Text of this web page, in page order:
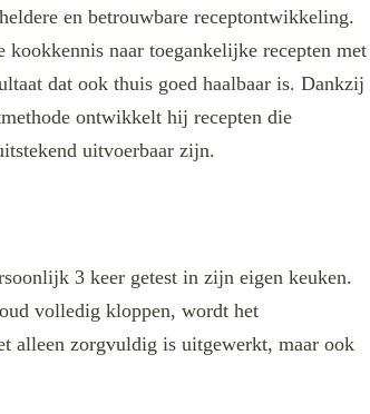
en betrouwbare receptontwikkeling.
naar toegankelijke recepten met
dat ook thuis goed haalbaar is. Dankzij
ontwikkelt hij recepten die
uitvoerbaar zijn.
3 keer getest in zijn eigen keuken.
volledig kloppen, wordt het
alleen zorgvuldig is uitgewerkt, maar ook